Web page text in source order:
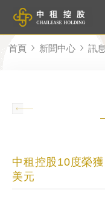
首頁 新聞中心 訊
中租控股10度榮
美元